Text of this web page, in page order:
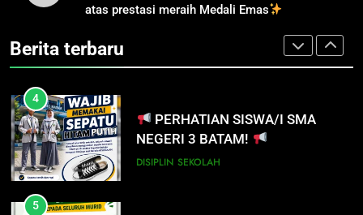
NEGERI 3 BATAM!
DATANG KE SEKOLAH CUKUP
MELALUI ONLINE
SISWA SPMB
6
atas prestasi meraih Medali Emas
Berita terbaru
Selamat kepada Lathifa
Ramadhani Setyabudi atas
prestasi meraih Medali Emas
4
PERHATIAN SISWA/I SMA
NEGERI 3 BATAM!
DISIPLIN SEKOLAH
5